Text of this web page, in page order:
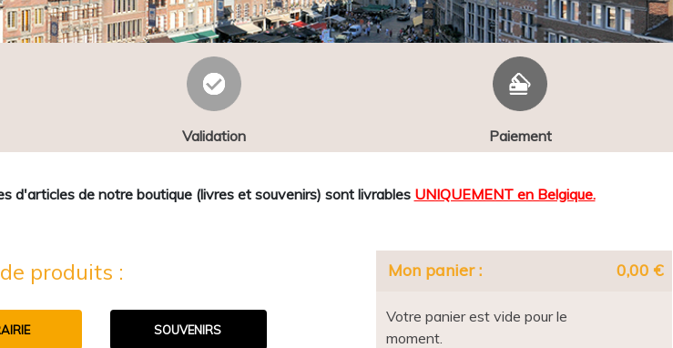
Validation Paiement
d'articles de notre boutique (livres et souvenirs) sont livrables UNIQUEMENT en Belgique.
produits :
SOUVENIRS
Mon panier : 0,00 €
Votre panier est vide pour le
moment.